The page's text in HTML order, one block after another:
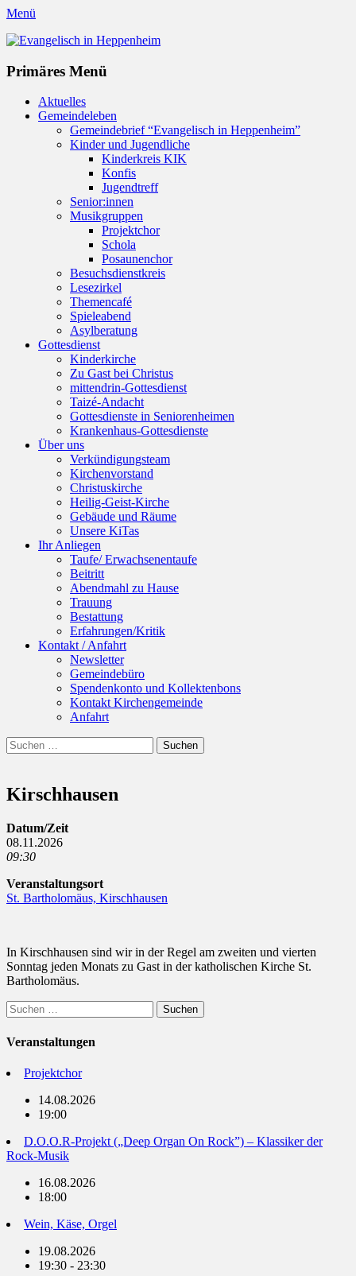
Menü
Evangelisch in Heppenheim
Primäres Menü
Zum
Inhalt
Aktuelles
Gemeindeleben
Gemeindebrief “Evangelisch in Heppenheim”
Kinder und Jugendliche
Kinderkreis KIK
Konfis
Jugendtreff
Senior:innen
Musikgruppen
Projektchor
Schola
Posaunenchor
Besuchsdienstkreis
Lesezirkel
Themencafé
Spieleabend
Asylberatung
Gottesdienst
Kinderkirche
Zu Gast bei Christus
mittendrin-Gottesdienst
Taizé-Andacht
Gottesdienste in Seniorenheimen
Krankenhaus-Gottesdienste
Über uns
Verkündigungsteam
Kirchenvorstand
Christuskirche
Heilig-Geist-Kirche
Gebäude und Räume
Unsere KiTas
Ihr Anliegen
Taufe/ Erwachsenentaufe
Beitritt
Abendmahl zu Hause
Trauung
Bestattung
Erfahrungen/Kritik
Kontakt / Anfahrt
Newsletter
Gemeindebüro
Spendenkonto und Kollektenbons
Kontakt Kirchengemeinde
Anfahrt
Suchen
Suchen
nach:
Kirschhausen
Datum/Zeit
08.11.2026
09:30
Veranstaltungsort
St. Bartholomäus, Kirschhausen
In Kirschhausen sind wir in der Regel am zweiten und vierten
Sonntag jeden Monats zu Gast in der katholischen Kirche St.
Bartholomäus.
Suchen
nach:
Veranstaltungen
Projektchor
14.08.2026
19:00
D.O.O.R-Projekt („Deep Organ On Rock”) – Klassiker der
Rock-Musik
16.08.2026
18:00
Wein, Käse, Orgel
19.08.2026
19:30 - 23:30